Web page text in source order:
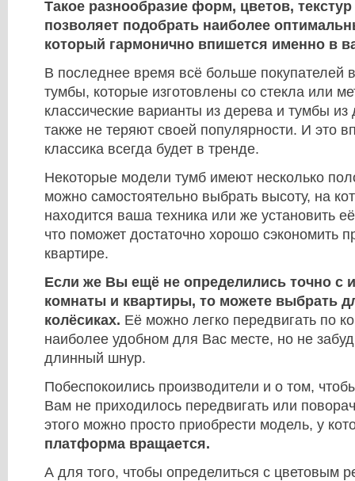
Такое разнообразие форм, цветов,
позволяет подобрать наиболее
который гармонично впишется именно в
В последнее время всё больше покупателей
тумбы, которые изготовлены со стекла или
классические варианты из дерева и тумбы из
также не теряют своей популярности. И это
классика всегда будет в тренде.
Некоторые модели тумб имеют несколько
можно самостоятельно выбрать высоту, на
находится ваша техника или же установить
что поможет достаточно хорошо сэкономить
квартире.
Если же Вы ещё не определились точно с
комнаты и квартиры, то можете выбрать
колёсиках. Её можно легко передвигать по
наиболее удобном для Вас месте, но не
длинный шнур.
Побеспокоились производители и о том,
Вам не приходилось передвигать или
этого можно просто приобрести модель, у
платформа вращается.
А для того, чтобы определиться с цветовым